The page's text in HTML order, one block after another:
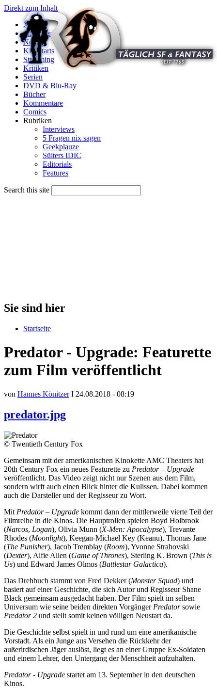
Direkt zum Inhalt
X
Startseite
News
Kinostarts
Streaming
Kritiken
Serien
DVD & Blu-Ray
Bücher
Kommentare
Comics
Rubriken
Interviews
5 Fragen nix sagen
Geekplauze
Sülters IDIC
Editorials
Features
Search this site
Sie sind hier
Startseite
Predator - Upgrade: Featurette
zum Film veröffentlicht
von Hannes KönitzerI 24.08.2018 - 08:19
predator.jpg
© Twentieth Century Fox
Gemeinsam mit der amerikanischen Kinokette AMC Theaters hat
20th Century Fox ein neues Featurette zu Predator – Upgrade
veröffentlicht. Das Video zeigt nicht nur Szenen aus dem Film,
sondern wirft auch einen Blick hinter die Kulissen. Dabei kommen
auch die Darsteller und der Regisseur zu Wort.
Mit Predator – Upgrade kommt dann der mittlerweile vierte Teil der
Filmreihe in die Kinos. Die Hauptrollen spielen Boyd Holbrook
(Narcos, Logan), Olivia Munn (X-Men: Apocalypse), Trevante
Rhodes (Moonlight), Keegan-Michael Key (Keanu), Thomas Jane
(The Punisher), Jacob Tremblay (Room), Yvonne Strahovski
(Dexter), Alfie Allen (Game of Thrones), Sterling K. Brown (This is
Us) und Edward James Olmos (Battlestar Galactica).
Das Drehbuch stammt von Fred Dekker (Monster Squad) und
basiert auf einer Geschichte, die sich Autor und Regisseur Shane
Black gemeinsam ausgedacht haben. Der Film spielt im selben
Universum wie seine beiden direkten Vorgänger Predatorsowie
Predator 2 und stellt somit keinen völligen Neustart da.
Die Geschichte selbst spielt in und rund um eine amerikanische
Vorstadt. Als ein Junge aus Versehen die Rückkehr der
außerirdischen Jäger auslöst, liegt es an einer Gruppe Ex-Soldaten
und einem Lehrer, den Untergang der Menschheit aufzuhalten.
Predator - Upgrade startet am 13. September in den deutschen
Kinos.